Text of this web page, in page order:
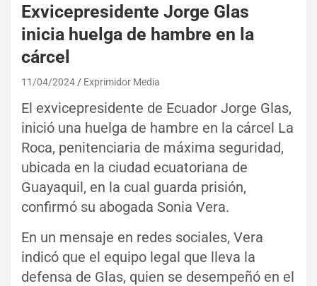
Exvicepresidente Jorge Glas
inicia huelga de hambre en la
cárcel
11/04/2024 Exprimidor Media
El exvicepresidente de Ecuador Jorge Glas,
inició una huelga de hambre en la cárcel La
Roca, penitenciaria de máxima seguridad,
ubicada en la ciudad ecuatoriana de
Guayaquil, en la cual guarda prisión,
confirmó su abogada Sonia Vera.
En un mensaje en redes sociales, Vera
indicó que el equipo legal que lleva la
defensa de Glas, quien se desempeñó en el